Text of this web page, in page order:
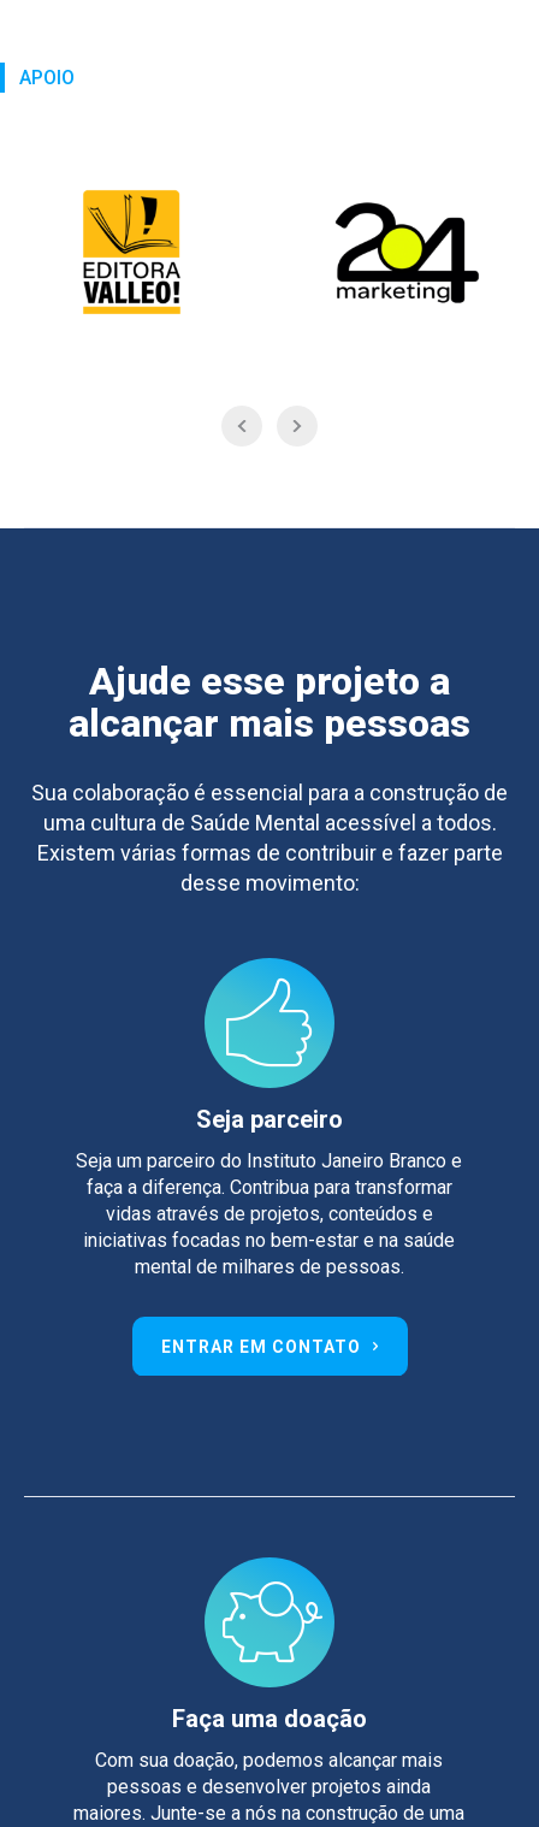
APOIO
Ajude esse projeto a
alcançar mais pessoas
Sua colaboração é essencial para a construção de
uma cultura de Saúde Mental acessível a todos.
Existem várias formas de contribuir e fazer parte
desse movimento:
Seja parceiro
Seja um parceiro do Instituto Janeiro Branco e
faça a diferença. Contribua para transformar
vidas através de projetos, conteúdos e
iniciativas focadas no bem-estar e na saúde
mental de milhares de pessoas.
ENTRAR EM CONTATO
Faça uma doação
Com sua doação, podemos alcançar mais
pessoas e desenvolver projetos ainda
maiores. Junte-se a nós na construção de uma